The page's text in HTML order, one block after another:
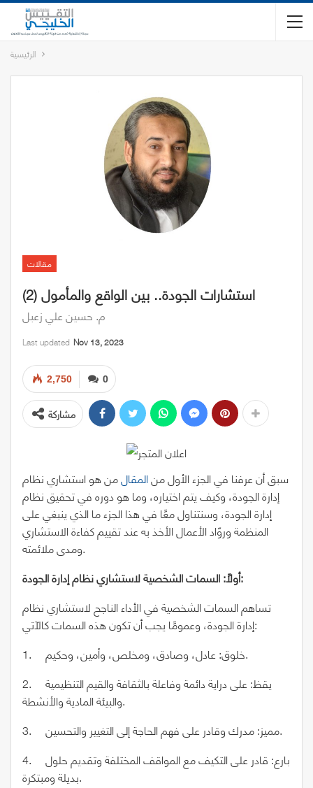
الرئيسية
مقالات
استشارات الجودة.. بين الواقع والمأمول (2)
م. حسين علي زعبل
Last updated Nov 13, 2023
0
2,750
مشاركة
سبق أن عرفنا في الجزء الأول منالمقالمن هو استشاري نظام
إدارة الجودة، وكيف يتم اختياره، وما هو دوره في تحقيق نظام
إدارة الجودة، وسنتناول معًا في هذا الجزء ما الذي ينبغي على
المنظمة وروّاد الأعمال الأخذ به عند تقييم كفاءة الاستشاري
ومدى ملائمته.
أولًا: السمات الشخصية لاستشاري نظام إدارة الجودة:
تساهم السمات الشخصية في الأداء الناجح لاستشاري نظام
إدارة الجودة، وعمومًا يجب أن تكون هذه السمات كالآتي:
1. خلوق: عادل، وصادق، ومخلص، وأمين، وحكيم.
2. يقظ: على دراية دائمة وفاعلة بالثقافة والقيم التنظيمية
والبيئة المادية والأنشطة.
3. مميز: مدرك وقادر على فهم الحاجة إلى التغيير والتحسين.
4. بارع: قادر على التكيف مع المواقف المختلفة وتقديم حلول
بديلة ومبتكرة.